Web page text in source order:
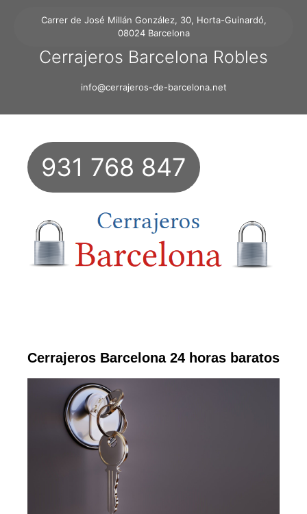
Carrer de José Millán González, 30, Horta-Guinardó,
08024 Barcelona
Cerrajeros Barcelona Robles
info@cerrajeros-de-barcelona.net
931 768 847
Cerrajeros Barcelona 24 horas baratos